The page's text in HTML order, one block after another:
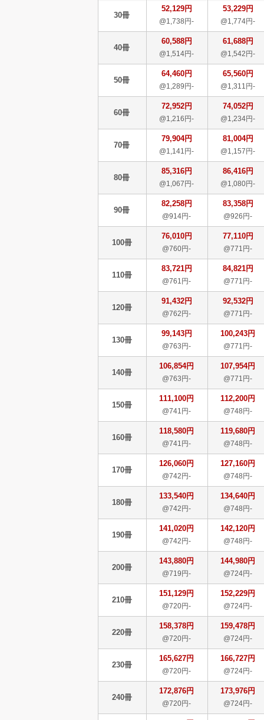
30冊
52,129円
@1,738円-
53,229円
@1,774円-
40冊
60,588円
@1,514円-
61,688円
@1,542円-
50冊
64,460円
@1,289円-
65,560円
@1,311円-
60冊
72,952円
@1,216円-
74,052円
@1,234円-
70冊
79,904円
@1,141円-
81,004円
@1,157円-
80冊
85,316円
@1,067円-
86,416円
@1,080円-
90冊
82,258円
@914円-
83,358円
@926円-
100冊
76,010円
@760円-
77,110円
@771円-
110冊
83,721円
@761円-
84,821円
@771円-
120冊
91,432円
@762円-
92,532円
@771円-
130冊
99,143円
@763円-
100,243円
@771円-
140冊
106,854円
@763円-
107,954円
@771円-
150冊
111,100円
@741円-
112,200円
@748円-
160冊
118,580円
@741円-
119,680円
@748円-
170冊
126,060円
@742円-
127,160円
@748円-
180冊
133,540円
@742円-
134,640円
@748円-
190冊
141,020円
@742円-
142,120円
@748円-
200冊
143,880円
@719円-
144,980円
@724円-
210冊
151,129円
@720円-
152,229円
@724円-
220冊
158,378円
@720円-
159,478円
@724円-
230冊
165,627円
@720円-
166,727円
@724円-
240冊
172,876円
@720円-
173,976円
@724円-